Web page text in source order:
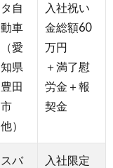
タ自
動車
（愛
知県
豊田
市
他）
入社祝い
金総額60
万円
＋満了慰
労金＋報
契金
スバ
入社限定